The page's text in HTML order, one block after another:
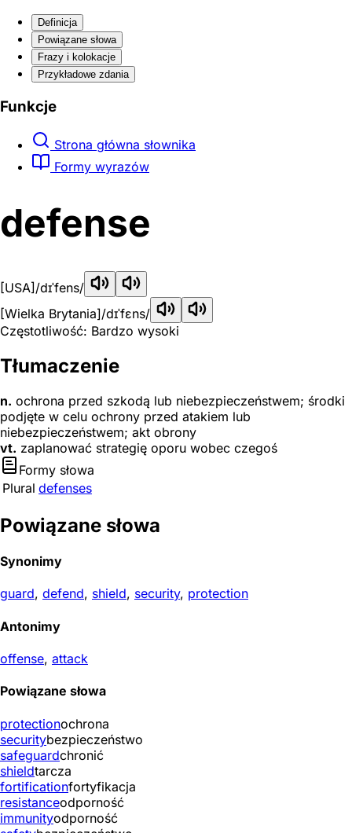
Definicja
Powiązane słowa
Frazy i kolokacje
Przykładowe zdania
Funkcje
Strona główna słownika
Formy wyrazów
defense
[USA] /dɪˈfens/
[Wielka Brytania]/dɪˈfɛns/
Częstotliwość: Bardzo wysoki
Tłumaczenie
n. ochrona przed szkodą lub niebezpieczeństwem; środki
podjęte w celu ochrony przed atakiem lub
niebezpieczeństwem; akt obrony
vt. zaplanować strategię oporu wobec czegoś
Formy słowa
Plural defenses
Powiązane słowa
Synonimy
guard, defend, shield, security, protection
Antonimy
offense, attack
Powiązane słowa
protectionochrona
securitybezpieczeństwo
safeguardchronić
shieldtarcza
fortificationfortyfikacja
resistanceodporność
immunityodporność